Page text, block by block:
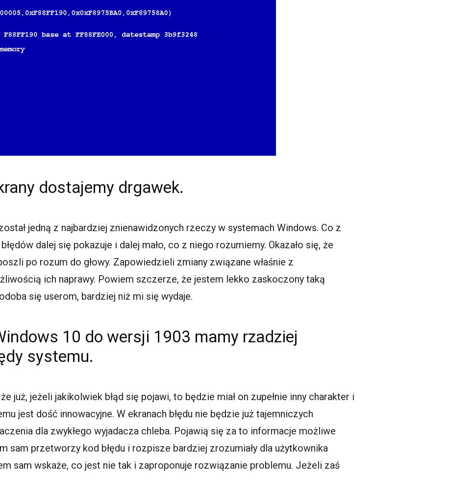
dostajemy drgawek.
jedną z najbardziej znienawidzonych rzeczy w systemach Windows. Co z
dalej się pokazuje i dalej mało, co z niego rozumiemy. Okazało się, że
po rozum do głowy. Zapowiedzieli zmiany związane właśnie z
ich naprawy. Powiem szczerze, że jestem lekko zaskoczony taką
się userom, bardziej niż mi się wydaje.
10 do wersji 1903 mamy rzadziej
systemu.
już, jeżeli jakikolwiek błąd się pojawi, to będzie miał on zupełnie inny charakter i
jest dość innowacyjne. W ekranach błędu nie będzie już tajemniczych
dla zwykłego wyjadacza chleba. Pojawią się za to informacje możliwe
sam przetworzy kod błędu i rozpisze bardziej zrozumiały dla użytkownika
sam wskaże, co jest nie tak i zaproponuje rozwiązanie problemu. Jeżeli zaś